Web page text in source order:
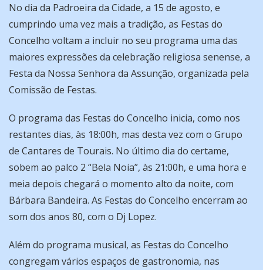
No dia da Padroeira da Cidade, a 15 de agosto, e
cumprindo uma vez mais a tradição, as Festas do
Concelho voltam a incluir no seu programa uma das
maiores expressões da celebração religiosa senense, a
Festa da Nossa Senhora da Assunção, organizada pela
Comissão de Festas.
O programa das Festas do Concelho inicia, como nos
restantes dias, às 18:00h, mas desta vez com o Grupo
de Cantares de Tourais. No último dia do certame,
sobem ao palco 2 “Bela Noia”, às 21:00h, e uma hora e
meia depois chegará o momento alto da noite, com
Bárbara Bandeira. As Festas do Concelho encerram ao
som dos anos 80, com o Dj Lopez.
Além do programa musical, as Festas do Concelho
congregam vários espaços de gastronomia, nas